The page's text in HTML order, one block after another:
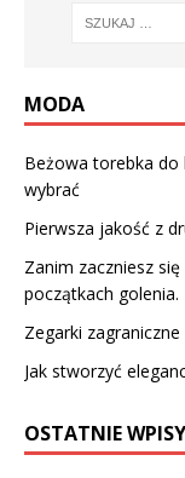
MODA
Beżowa torebka do
wybrać
Pierwsza jakość z
Zanim zaczniesz
początkach golenia.
Zegarki zagraniczne
Jak stworzyć
OSTATNIE WPISY